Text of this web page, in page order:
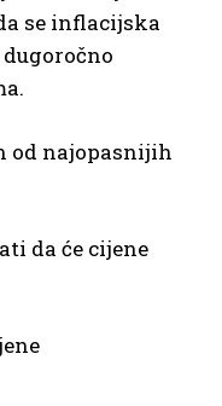
se inflacijska
od najopasnijih
da će cijene